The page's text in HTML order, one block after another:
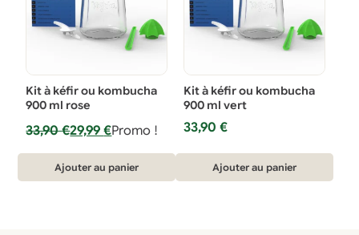
Kit à kéfir ou kombucha
900 ml rose
33,90€
Le
initial
était :
29,99€
Le
actuel
Promo !
Ajouter au panier
Kit à kéfir ou kombucha
900 ml vert
33,90 €
Ajouter au panier